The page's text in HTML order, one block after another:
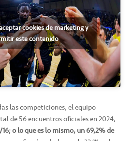
cookies de marketing y
este contenido
las competiciones, el equipo
de 56 encuentros oficiales en 2024,
o lo que es lo mismo, un 69,2% de